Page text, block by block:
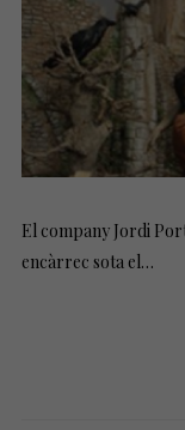
El company Jordi
encàrrec sota el…